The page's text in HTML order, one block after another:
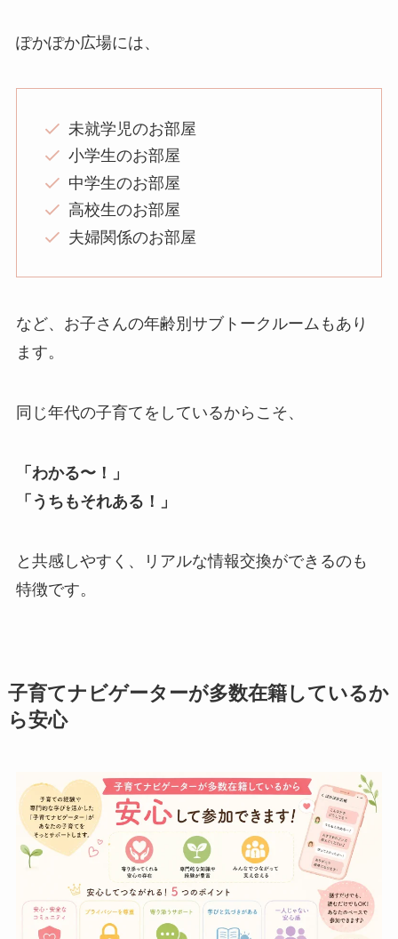
ぽかぽか広場には、
未就学児のお部屋
小学生のお部屋
中学生のお部屋
高校生のお部屋
夫婦関係のお部屋
など、お子さんの年齢別サブトークルームもあり
ます。
同じ年代の子育てをしているからこそ、
「わかる〜！」
「うちもそれある！」
と共感しやすく、リアルな情報交換ができるのも
特徴です。
子育てナビゲーターが多数在籍しているか
ら安心